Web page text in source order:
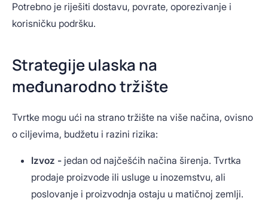
Potrebno je riješiti dostavu, povrate, oporezivanje i
korisničku podršku.
Strategije ulaska na
međunarodno tržište
Tvrtke mogu ući na strano tržište na više načina, ovisno
o ciljevima, budžetu i razini rizika:
Izvoz - jedan od najčešćih načina širenja. Tvrtka
prodaje proizvode ili usluge u inozemstvu, ali
poslovanje i proizvodnja ostaju u matičnoj zemlji.